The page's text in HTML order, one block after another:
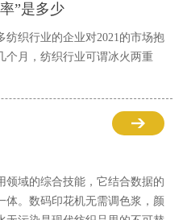
”是多少
纺织行业的企业对2021的市场抱
个月，纺织行业可谓冰火两重
领域的综合技能，它结合数据的
体。数码印花机无需调色浆，颜